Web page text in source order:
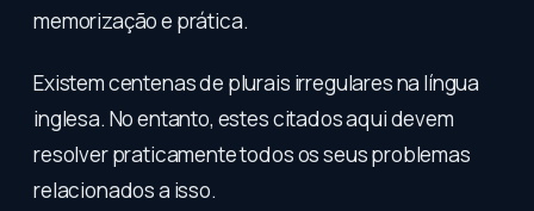
memorização e prática.
Existem centenas de plurais irregulares na língua
inglesa. No entanto, estes citados aqui devem
resolver praticamente todos os seus problemas
relacionados a isso.